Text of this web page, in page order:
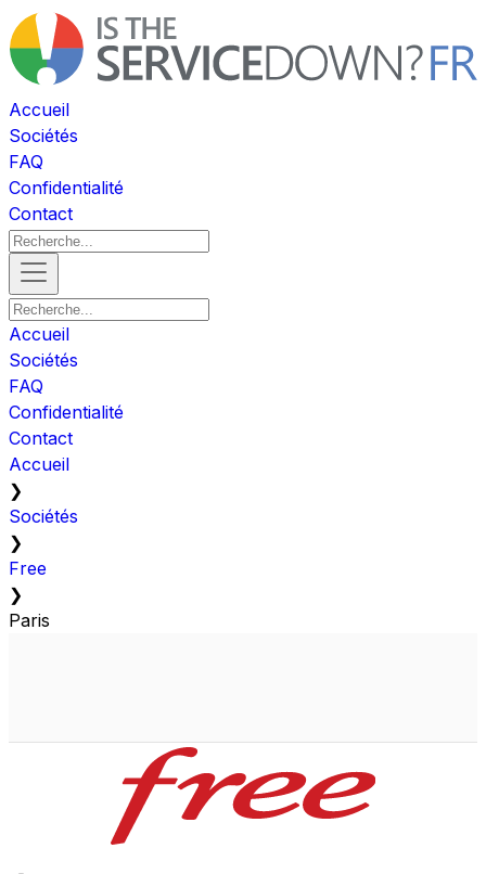
Accueil
Sociétés
FAQ
Confidentialité
Contact
Accueil
Sociétés
FAQ
Confidentialité
Contact
Accueil
❯
Sociétés
❯
Free
❯
Paris